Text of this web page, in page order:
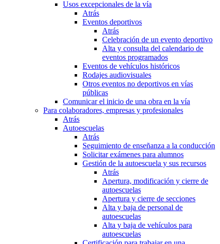
Usos excepcionales de la vía
Atrás
Eventos deportivos
Atrás
Celebración de un evento deportivo
Alta y consulta del calendario de
eventos programados
Eventos de vehículos históricos
Rodajes audiovisuales
Otros eventos no deportivos en vías
públicas
Comunicar el inicio de una obra en la vía
Para colaboradores, empresas y profesionales
Atrás
Autoescuelas
Atrás
Seguimiento de enseñanza a la conducción
Solicitar exámenes para alumnos
Gestión de la autoescuela y sus recursos
Atrás
Apertura, modificación y cierre de
autoescuelas
Apertura y cierre de secciones
Alta y baja de personal de
autoescuelas
Alta y baja de vehículos para
autoescuelas